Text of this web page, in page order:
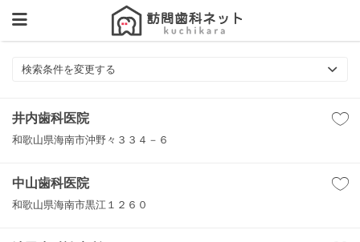
検索条件を変更する
井内歯科医院
和歌山県海南市沖野々３３４－６
中山歯科医院
和歌山県海南市黒江１２６０